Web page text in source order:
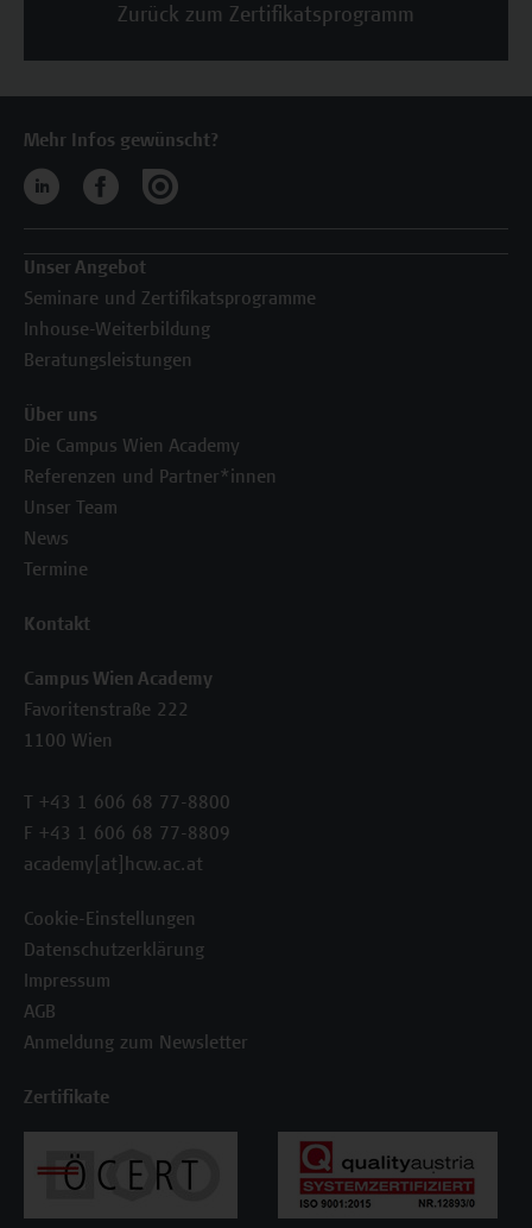
Zurück zum Zertifikatsprogramm
Mehr Infos gewünscht?
Unser Angebot
Seminare und Zertifikatsprogramme
Inhouse-Weiterbildung
Beratungsleistungen
Über uns
Die Campus Wien Academy
Referenzen und Partner*innen
Unser Team
News
Termine
Kontakt
Campus Wien Academy
Favoritenstraße 222
1100 Wien
T +43 1 606 68 77-8800
F +43 1 606 68 77-8809
academy[at]hcw.ac.at
Cookie-Einstellungen
Datenschutzerklärung
Impressum
AGB
Anmeldung zum Newsletter
Zertifikate